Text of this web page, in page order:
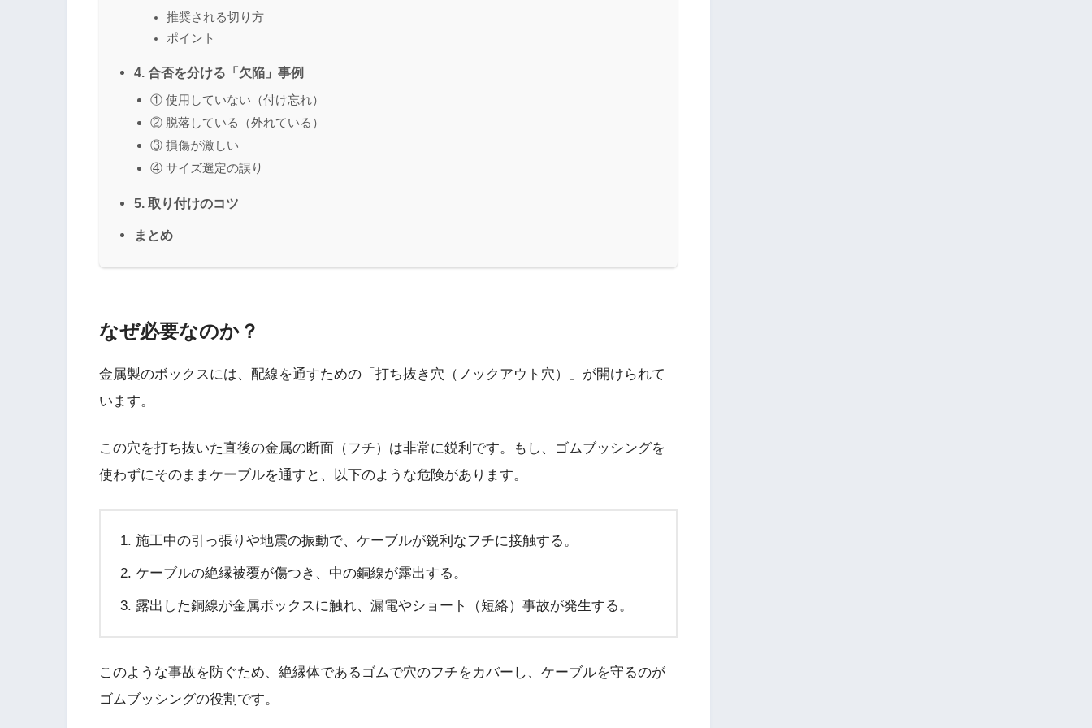
推奨される切り方
ポイント
4. 合否を分ける「欠陥」事例
① 使用していない（付け忘れ）
② 脱落している（外れている）
③ 損傷が激しい
④ サイズ選定の誤り
5. 取り付けのコツ
まとめ
なぜ必要なのか？
金属製のボックスには、配線を通すための「打ち抜き穴（ノックアウト穴）」が開けられて
います。
この穴を打ち抜いた直後の金属の断面（フチ）は非常に鋭利です。もし、ゴムブッシングを
使わずにそのままケーブルを通すと、以下のような危険があります。
施工中の引っ張りや地震の振動で、ケーブルが鋭利なフチに接触する。
ケーブルの絶縁被覆が傷つき、中の銅線が露出する。
露出した銅線が金属ボックスに触れ、漏電やショート（短絡）事故が発生する。
このような事故を防ぐため、絶縁体であるゴムで穴のフチをカバーし、ケーブルを守るのが
ゴムブッシングの役割です。